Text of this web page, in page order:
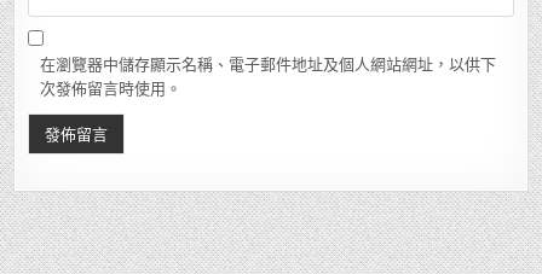
在瀏覽器中儲存顯示名稱、電子郵件地址及個人網站網址，以供下
次發佈留言時使用。